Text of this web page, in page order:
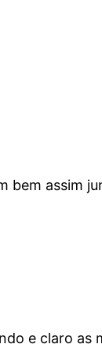
bem assim
e claro as